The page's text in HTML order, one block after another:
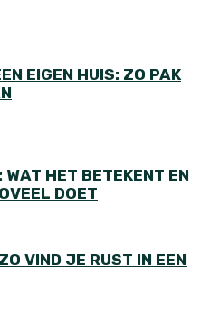
EIGEN HUIS: ZO PAK
HET BETEKENT EN
DOET
VIND JE RUST IN EEN